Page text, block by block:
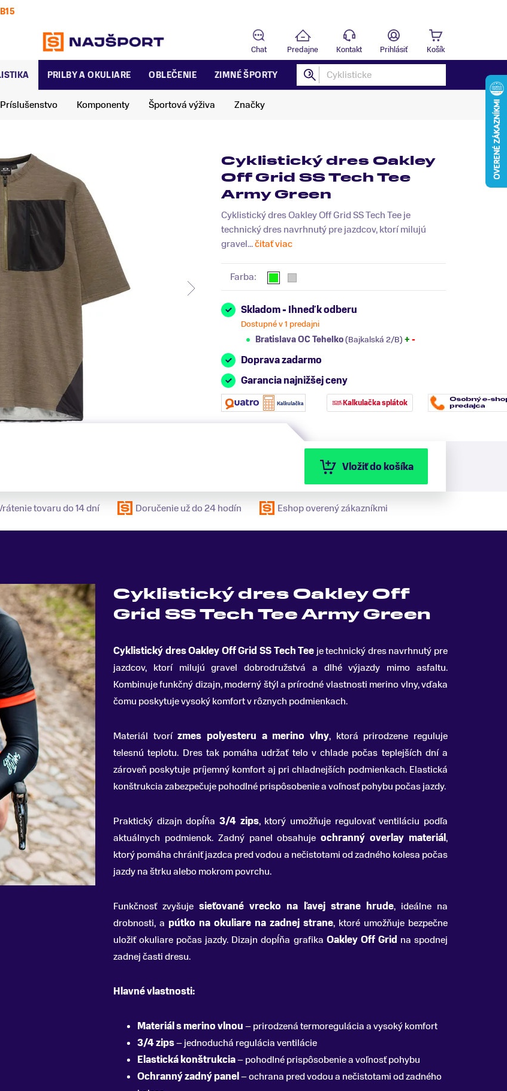
sezónu už dnes!
Chat Predajne Kontakt Prihlásiť Košík
PRILBY A OKULIARE OBLEČENIE ZIMNÉ ŠPORTY
Príslušenstvo Komponenty Športová výživa Značky
Cyklistický dres Oakley
Off Grid SS Tech Tee
Army Green
Cyklistický dres Oakley Off Grid SS Tech Tee je
technický dres navrhnutý pre jazdcov, ktorí milujú
gravel...čitať viac
Farba:
Skladom - Ihneď k odberu
Dostupné v 1 predajni
Bratislava OC Tehelko(Bajkalská 2/B) + -
Doprava zadarmo
Garancia najnižšej ceny
Kalkulačka splátok
Vložiť do košíka
tovaru do 14 dní Doručenie už do 24 hodín Eshop overený zákazníkmi
Cyklistický dres Oakley Off
Grid SS Tech Tee Army Green
Cyklistický dres Oakley Off Grid SS Tech Tee je technický dres navrhnutý pre
jazdcov, ktorí milujú gravel dobrodružstvá a dlhé výjazdy mimo asfaltu.
Kombinuje funkčný dizajn, moderný štýl a prírodné vlastnosti merino vlny, vďaka
čomu poskytuje vysoký komfort v rôznych podmienkach.
Materiál tvorízmes polyesteru a merino vlny, ktorá prirodzene reguluje
telesnú teplotu. Dres tak pomáha udržať telo v chlade počas teplejších dní a
zároveň poskytuje príjemný komfort aj pri chladnejších podmienkach. Elastická
konštrukcia zabezpečuje pohodlné prispôsobenie a voľnosť pohybu počas jazdy.
Praktický dizajn dopĺňa 3/4 zips, ktorý umožňuje regulovať ventiláciu podľa
aktuálnych podmienok. Zadný panel obsahujeochranný overlay materiál,
ktorý pomáha chrániť jazdca pred vodou a nečistotami od zadného kolesa počas
jazdy na štrku alebo mokrom povrchu.
Funkčnosť zvyšujesieťované vrecko na ľavej strane hrude, ideálne na
drobnosti, a pútko na okuliare na zadnej strane, ktoré umožňuje bezpečne
uložiť okuliare počas jazdy. Dizajn dopĺňa grafika Oakley Off Grid na spodnej
zadnej časti dresu.
Hlavné vlastnosti:
Materiál s merino vlnou– prirodzená termoregulácia a vysoký komfort
3/4 zips– jednoduchá regulácia ventilácie
Elastická konštrukcia– pohodlné prispôsobenie a voľnosť pohybu
Ochranný zadný panel– ochrana pred vodou a nečistotami od zadného